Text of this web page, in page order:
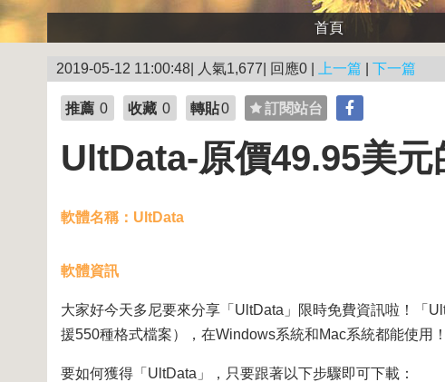
首頁
2019-05-12 11:00:48| 人氣1,677| 回應0 | 上一篇 下一篇
推薦 0 收藏 0 轉貼0 訂閱站台
UltData-原價49.95美元
軟體名稱：UltData
軟體資訊
大家好今天多尼要來分享「UltData」限時免費資訊啦！「
援550種格式檔案），在Windows系統和Mac系統都能使用！
要如何獲得「UltData」，只要跟著以下步驟即可下載：